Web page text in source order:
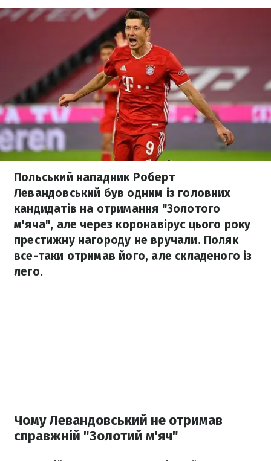
Польський нападник Роберт
Левандовський був одним із головних
кандидатів на отримання "Золотого
м'яча", але через коронавірус цього року
престижну нагороду не вручали. Поляк
все-таки отримав його, але складеного із
лего.
Чому Левандовський не отримав
справжній "Золотий м'яч"